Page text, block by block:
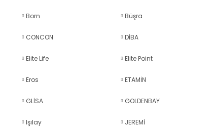
Born Büşra
CONCON DİBA
Elite Life Elite Point
Eros ETAMİN
GLİSA GOLDENBAY
Işılay JEREMİ